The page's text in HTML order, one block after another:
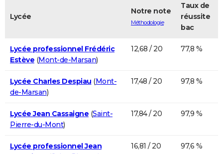
Lycée
Notre note
Méthodologie
Taux de
réussite
bac
Lycée professionnel Frédéric
Estève (Mont-de-Marsan)
12,68 / 20 77,8 %
Lycée Charles Despiau (Mont-
de-Marsan)
17,48 / 20 97,8 %
Lycée Jean Cassaigne (Saint-
Pierre-du-Mont)
17,84 / 20 97,9 %
Lycée professionnel Jean
16,81 / 20 97,6 %